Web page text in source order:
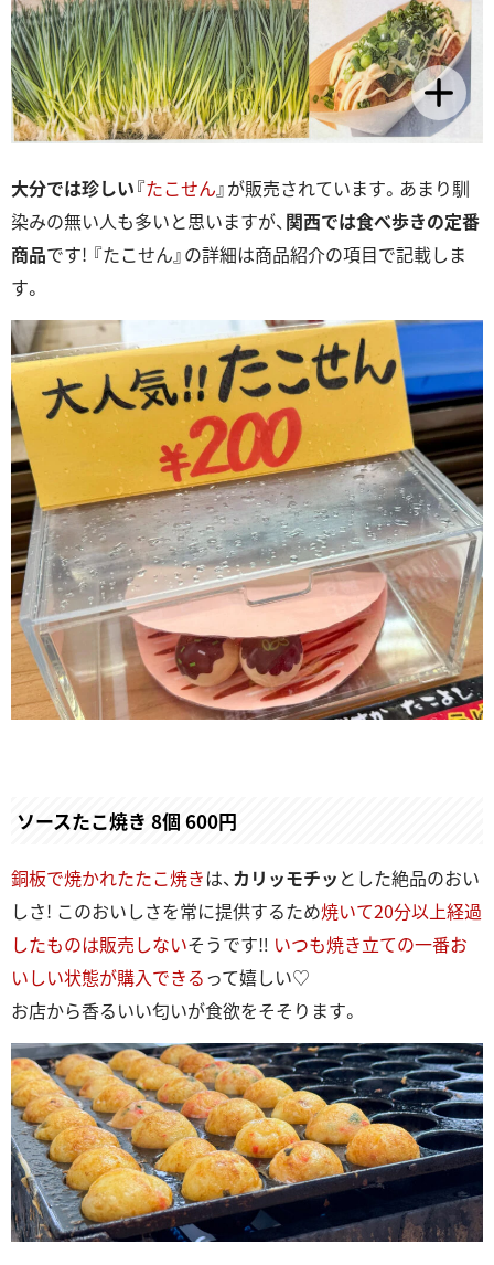
大分では珍しい『たこせん』が販売されています。あまり馴
染みの無い人も多いと思いますが、 関西では食べ歩きの定番
商品です! 『たこせん』の詳細は商品紹介の項目で記載しま
す。
ソースたこ焼き 8個 600円
銅板で焼かれたたこ焼きは、 カリッモチッ とした絶品のおい
しさ! このおいしさを常に提供するため焼いて20分以上経過
したものは販売しないそうです‼ いつも焼き立ての一番お
いしい状態が購入できるって嬉しい♡
お店から香るいい匂いが食欲をそそります。